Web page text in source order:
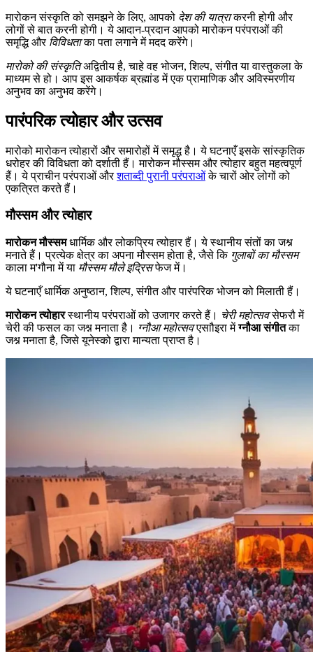
मारोकन संस्कृति को समझने के लिए, आपको देश की यात्राकरनी होगी और
लोगों से बात करनी होगी। ये आदान-प्रदान आपको मारोकन परंपराओं की
समृद्धि और विविधताका पता लगाने में मदद करेंगे।
मारोको की संस्कृतिअद्वितीय है, चाहे वह भोजन, शिल्प, संगीत या वास्तुकला के
माध्यम से हो। आप इस आकर्षक ब्रह्मांड में एक प्रामाणिक और अविस्मरणीय
अनुभव का अनुभव करेंगे।
पारंपरिक त्योहार और उत्सव
मारोको मारोकन त्योहारों और समारोहों में समृद्ध है। ये घटनाएँ इसके सांस्कृतिक
धरोहर की विविधता को दर्शाती हैं। मारोकन मौस्सम और त्योहार बहुत महत्वपूर्ण
हैं। ये प्राचीन परंपराओं औरशताब्दी पुरानी परंपराओंके चारों ओर लोगों को
एकत्रित करते हैं।
मौस्सम और त्योहार
मारोकन मौस्समधार्मिक और लोकप्रिय त्योहार हैं। ये स्थानीय संतों का जश्न
मनाते हैं। प्रत्येक क्षेत्र का अपना मौस्सम होता है, जैसे कि गुलाबों का मौस्सम
काला म'गौना में या मौस्सम मौले इद्रिसफेज में।
ये घटनाएँ धार्मिक अनुष्ठान, शिल्प, संगीत और पारंपरिक भोजन को मिलाती हैं।
मारोकन त्योहारस्थानीय परंपराओं को उजागर करते हैं। चेरी महोत्सवसेफरौ में
चेरी की फसल का जश्न मनाता है। ग्नौआ महोत्सवएसाौइरा मेंग्नौआ संगीतका
जश्न मनाता है, जिसे यूनेस्को द्वारा मान्यता प्राप्त है।